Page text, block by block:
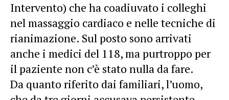
Intervento) che ha coadiuvato i colleghi
nel massaggio cardiaco e nelle tecniche di
rianimazione. Sul posto sono arrivati
anche i medici del 118, ma purtroppo per
il paziente non c’è stato nulla da fare.
Da quanto riferito dai familiari, l’uomo,